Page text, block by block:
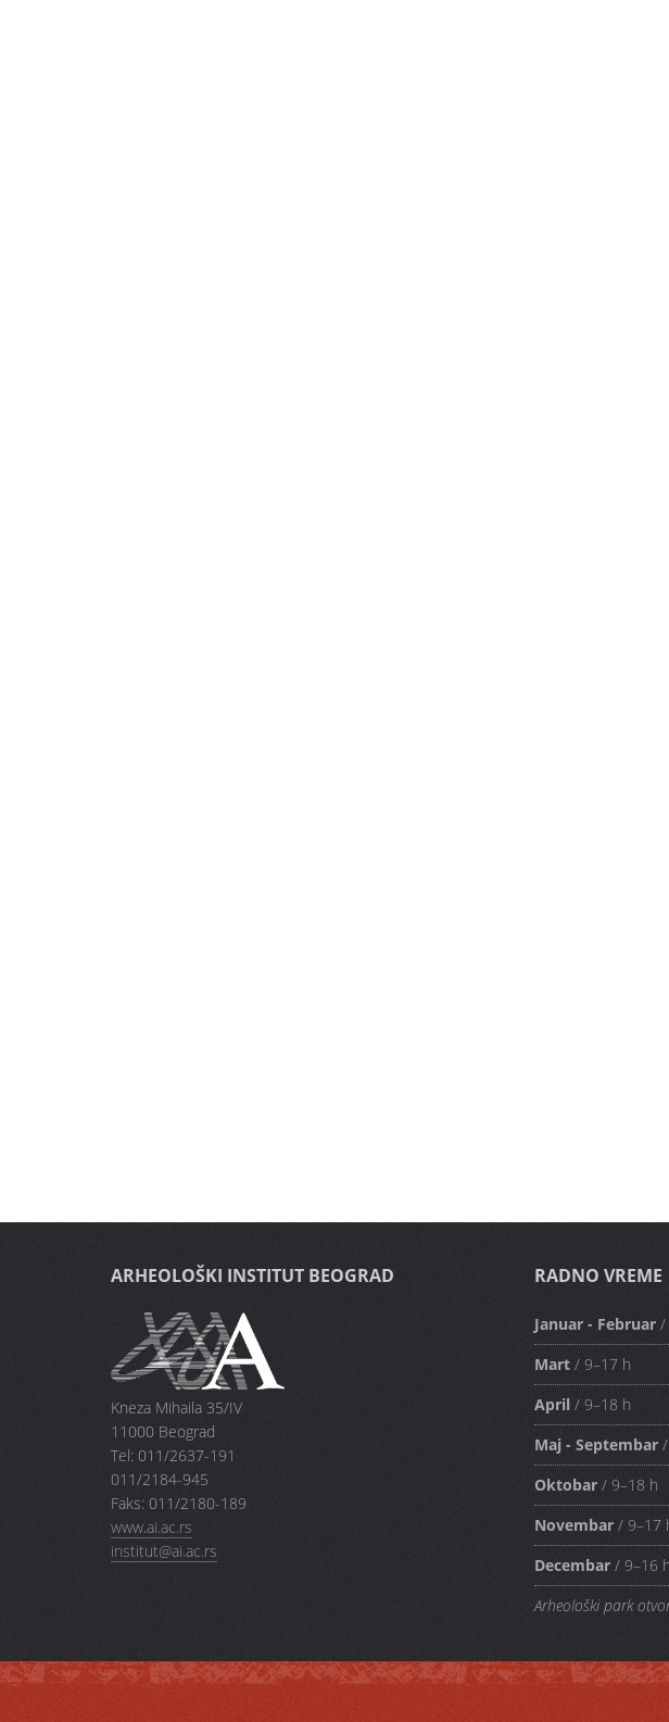
ARHEOLOŠKI INSTITUT BEOGRAD
Kneza Mihaila 35/IV
11000 Beograd
Tel: 011/2637-191
011/2184-945
Faks: 011/2180-189
www.ai.ac.rs
institut@ai.ac.rs
RADNO VREME
Januar - Februar /
Mart / 9–17 h
April / 9–18 h
Maj - Septembar
Oktobar / 9–18 h
Novembar / 9–17
Decembar / 9–16 h
Arheološki park